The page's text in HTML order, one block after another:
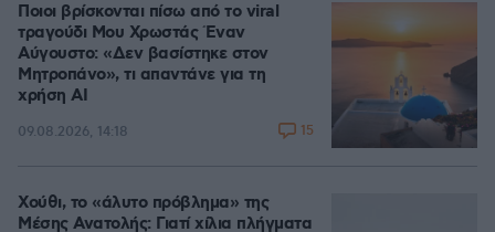
Ποιοι βρίσκονται πίσω από το viral
τραγούδι Μου Χρωστάς Έναν
Αύγουστο: «Δεν βασίστηκε στον
Μητροπάνο», τι απαντάνε για τη
χρήση AI
09.08.2026, 14:18 15
Χούθι, το «άλυτο πρόβλημα» της
Μέσης Ανατολής: Γιατί χίλια πλήγματα